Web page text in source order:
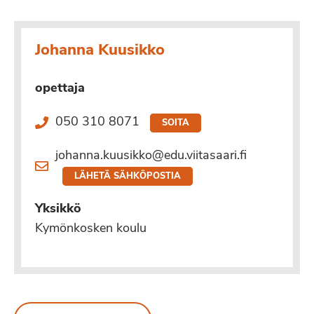
Johanna Kuusikko
opettaja
050 310 8071 SOITA
johanna.kuusikko@edu.viitasaari.fi
LÄHETÄ SÄHKÖPOSTIA
Yksikkö
Kymönkosken koulu